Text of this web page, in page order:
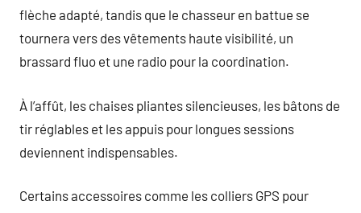
flèche adapté, tandis que le chasseur en battue se
tournera vers des vêtements haute visibilité, un
brassard fluo et une radio pour la coordination.
À l’affût, les chaises pliantes silencieuses, les bâtons de
tir réglables et les appuis pour longues sessions
deviennent indispensables.
Certains accessoires comme les colliers GPS pour